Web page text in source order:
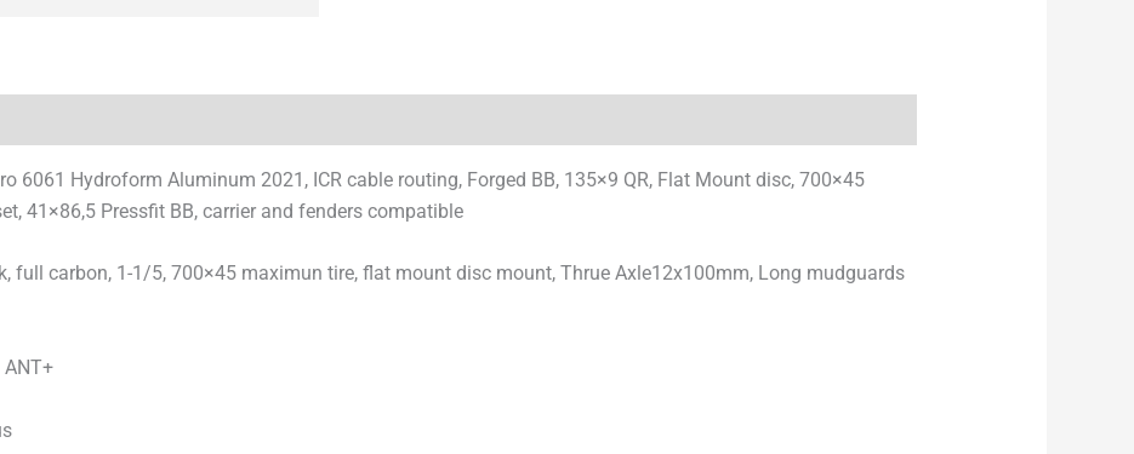
6061 Hydroform Aluminum 2021, ICR cable routing, Forged BB, 135×9 QR, Flat Mount disc, 700×45
41×86,5 Pressfit BB, carrier and fenders compatible
full carbon, 1-1/5, 700×45 maximun tire, flat mount disc mount, Thrue Axle12x100mm, Long mudguards